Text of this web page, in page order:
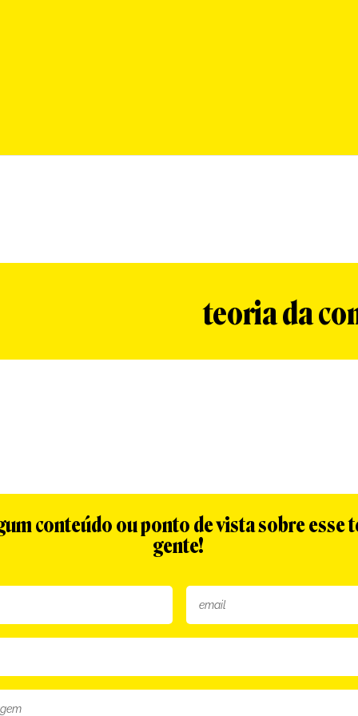
teoria da
conteúdo ou ponto de vista sobre esse
gente!